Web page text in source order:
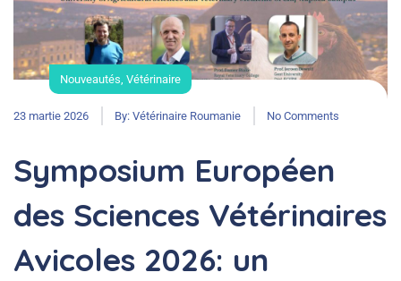
Nouveautés, Vétérinaire
23 martie 2026 By: Vétérinaire Roumanie No Comments
Symposium Européen
des Sciences Vétérinaires
Avicoles 2026: un